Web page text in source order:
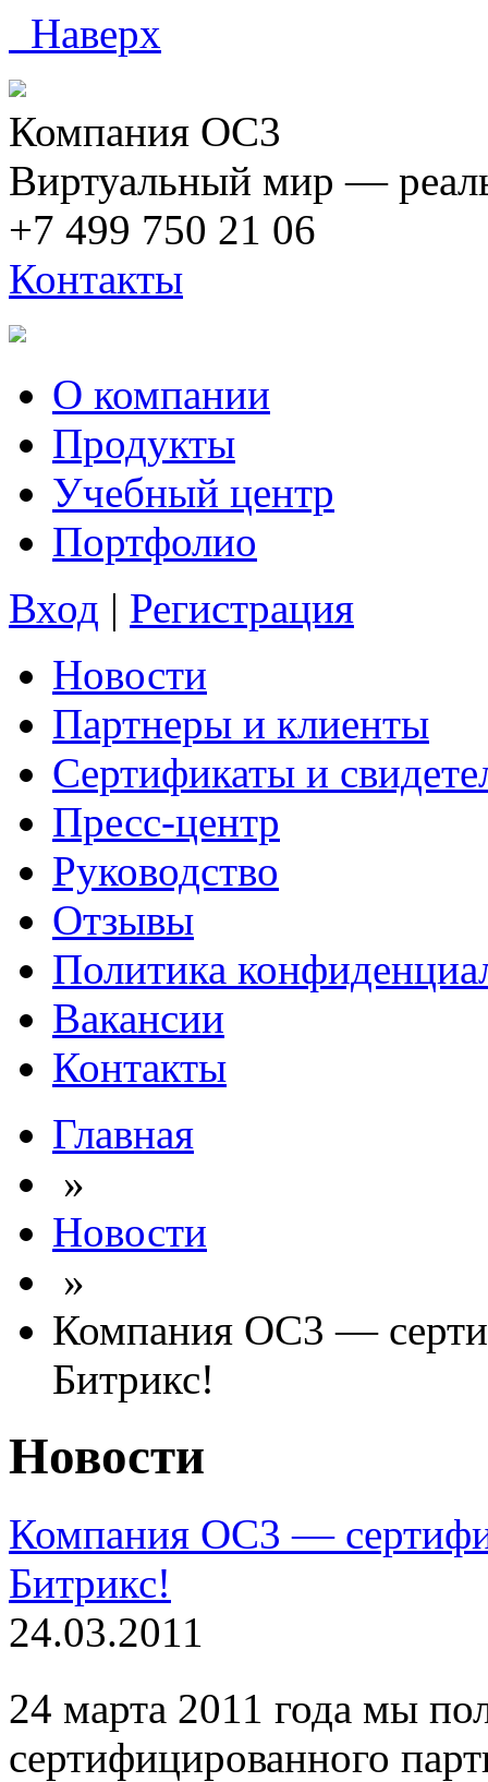
Наверх
Компания ОС3
Виртуальный мир —
+7 499 750 21 06
Контакты
О компании
Продукты
Учебный центр
Портфолио
Вход | Регистрация
Новости
Партнеры и клиенты
Сертификаты и
Пресс-центр
Руководство
Отзывы
Политика
Вакансии
Контакты
Главная
»
Новости
»
Компания ОС3 —
Битрикс!
Новости
Компания ОС3 —
Битрикс!
24.03.2011
24 марта 2011 года мы
сертифицированного